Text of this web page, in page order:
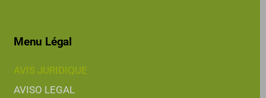
Menu Légal
AVIS JURIDIQUE
AVISO LEGAL